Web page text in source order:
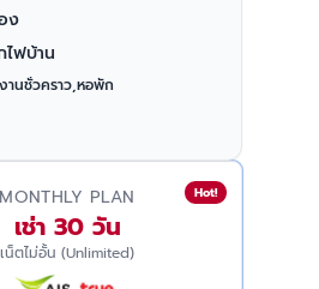
ง
ไฟบ้าน
านชั่วคราว,หอพัก
Hot!
MONTHLY PLAN
เช่า 30 วัน
เน็ตไม่อั้น (Unlimited)